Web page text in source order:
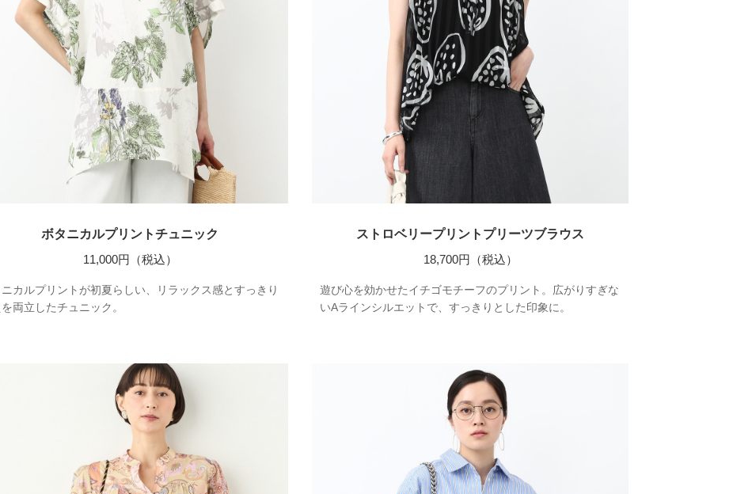
ボタニカルプリントチュニック
11,000円（税込）
カルプリントが初夏らしい、リラックス感とすっきり
を両立したチュニック。
ストロベリープリントプリーツブラウス
18,700円（税込）
遊び心を効かせたイチゴモチーフのプリント。広がりすぎな
いAラインシルエットで、すっきりとした印象に。